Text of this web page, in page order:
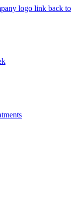
logo link back to